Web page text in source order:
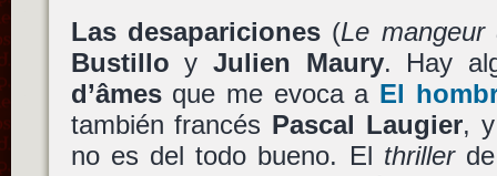
Las desapariciones(Le mangeur
Bustillo y Julien Maury. Hay
d’âmesque me evoca a El
también francés Pascal Laugier,
no es del todo bueno. El thriller